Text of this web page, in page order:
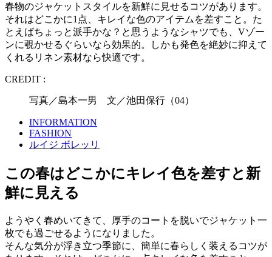
春物のジャケットスタイルを新鮮に見せるコツがあります。
それはどこかに1点、キレイな色のアイテムを差すこと。た
とえばちょっと派手かな？と思うようなシャツでも、Vゾー
ンに覗かせるぐらいなら効果的。しかも発色を絶妙に抑えて
くれるリネン素材なら快適です。
CREDIT :
写真／島本一男 文／池田保行（04）
INFORMATION
FASHION
ルイジ ボレッリ
この春はどこかにキレイ色を差すと新
鮮に見える
ようやく春めいてきて、厚手のコートを脱いでジャケット一
枚でも過ごせるようになりました。
そんな気分が浮き立つ季節に、簡単に春らしく装えるコツが